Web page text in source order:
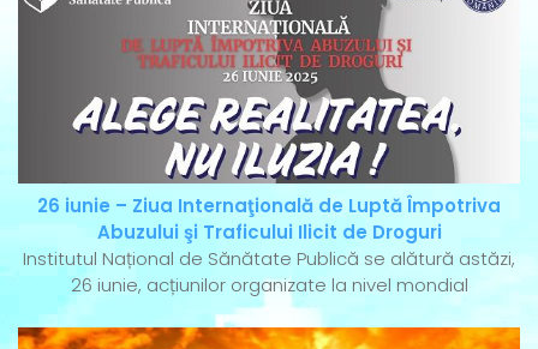
26 iunie – Ziua Internaţională de Luptă Împotriva
Abuzului şi Traficului Ilicit de Droguri
Institutul Național de Sănătate Publică se alătură astăzi,
26 iunie, acțiunilor organizate la nivel mondial